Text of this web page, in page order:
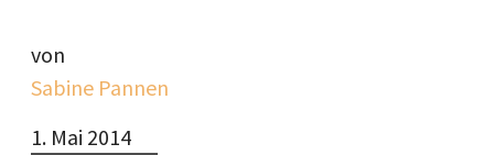
von
Sabine Pannen
1. Mai 2014